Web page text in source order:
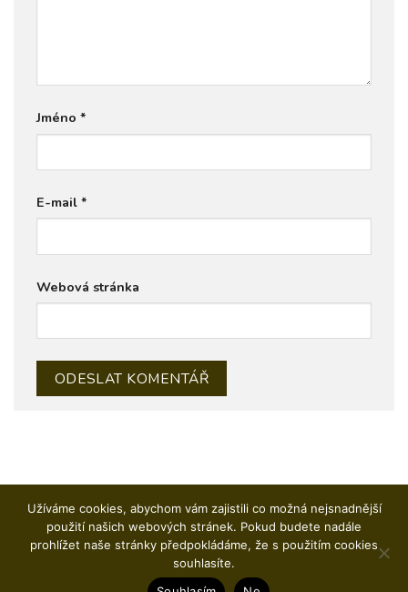
Jméno *
E-mail *
Webová stránka
CAJON DJEMBE A OSTATNÍ PERKUSE WORKSHOPY
OBCHODNÍ PODMÍNKY
Užíváme cookies, abychom vám zajistili co možná nejsnadnější
použití našich webových stránek. Pokud budete nadále
prohlížet naše stránky předpokládáme, že s použitím cookies
souhlasíte.